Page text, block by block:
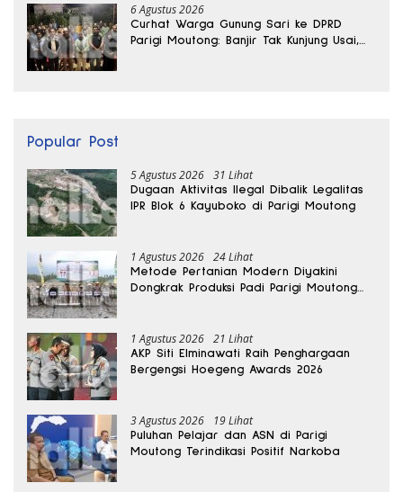
6 Agustus 2026
Curhat Warga Gunung Sari ke DPRD
Parigi Moutong: Banjir Tak Kunjung Usai,
Popular Post
5 Agustus 2026 31 Lihat
Dugaan Aktivitas Ilegal Dibalik Legalitas
IPR Blok 6 Kayuboko di Parigi Moutong
1 Agustus 2026 24 Lihat
Metode Pertanian Modern Diyakini
Dongkrak Produksi Padi Parigi Moutong
1 Agustus 2026 21 Lihat
AKP Siti Elminawati Raih Penghargaan
Bergengsi Hoegeng Awards 2026
3 Agustus 2026 19 Lihat
Puluhan Pelajar dan ASN di Parigi
Moutong Terindikasi Positif Narkoba